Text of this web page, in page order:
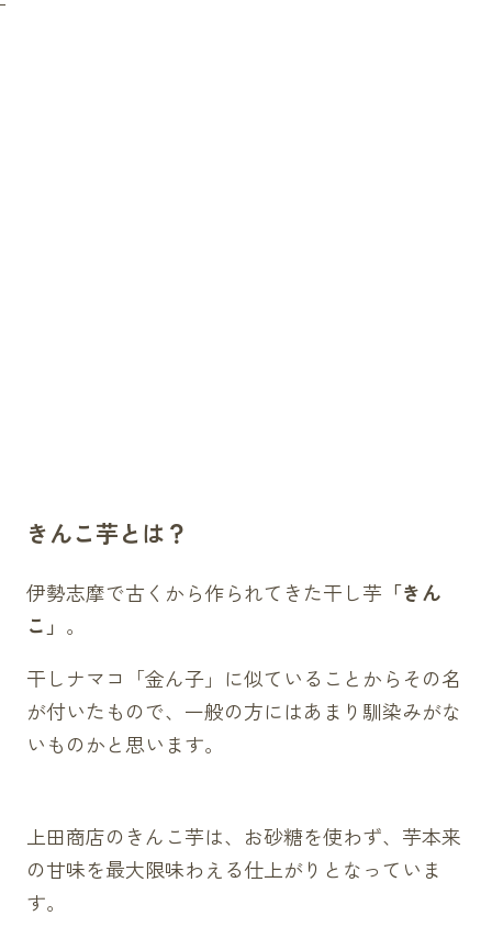
きんこ芋とは？
伊勢志摩で古くから作られてきた干し芋 「きん
こ」 。
干しナマコ「金ん子」に似ていることからその名
が付いたもので、一般の方にはあまり馴染みがな
いものかと思います。
上田商店のきんこ芋は、お砂糖を使わず、芋本来
の甘味を最大限味わえる仕上がりとなっていま
す。